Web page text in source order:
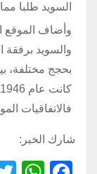
السويد طلبا
وأضاف الموقع
والسويد برفقة
بحجج مختلفة،
فالاتفاقيات
شارك الخبر: